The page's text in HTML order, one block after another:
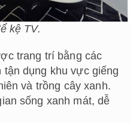
kệ TV.
trang trí bằng các
tận dụng khu vực giếng
và trồng cây xanh.
sống xanh mát, dễ